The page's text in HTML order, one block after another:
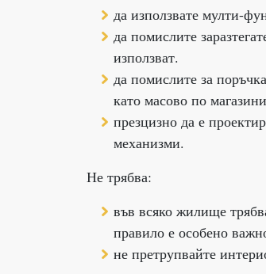
да използвате мулти-
да помислите
използват.
да помислите за
като масово по
презцизно да е
механизми.
Не трябва:
във всяко жилище
правило е особено
не претрупвайте